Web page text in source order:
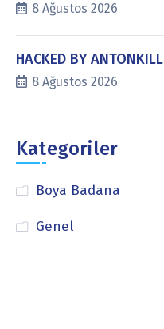
8 Ağustos 2026
HACKED BY ANTONKILL
8 Ağustos 2026
Kategoriler
Boya Badana
Genel